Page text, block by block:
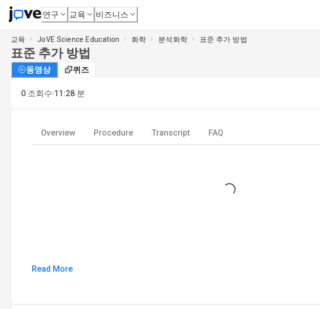
연구 교육 비즈니스
교육 JoVE Science Education 화학 분석화학 표준 추가 방법
표준 추가 방법
동영상 퀴즈
0 조회수·11:28 분
Overview Procedure Transcript FAQ
Loading...
Read More